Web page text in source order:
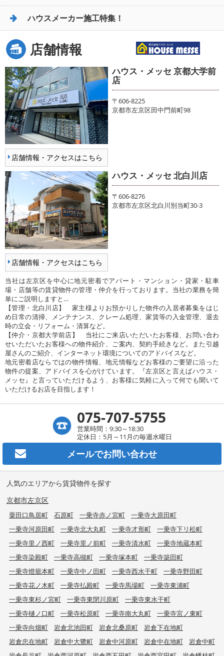
ハウスメーカー施工特集！
店舗情報
店舗情報・アクセスはこちら
ハウス・メッセ 京都大学前
店
〒606-8225
京都市左京区田中門前町98
店舗情報・アクセスはこちら
ハウス・メッセ 北白川店
〒606-8276
京都市左京区北白川別当町30-3
当社は左京区を中心に地元密着でアパート・マンション・貸家・駐車
場・店舗等の賃貸物件の管理・仲介を行っております。当社の業務を簡
単にご説明しますと…
【管理・北白川店】 家主様よりお預かりした物件の入居者募集をはじ
め日常の清掃、メンテナンス、クレーム処理、家賃等の入金管理、退去
時の立会・リフォーム・清算など。
【仲介・京都大学前店】 当社にご来店いただいたお客様、お問い合わ
せいただいたお客様への物件紹介、ご案内、契約手続きなど。また引越
屋さんのご紹介、インターネット環境についてのアドバイスなど。
地元密着店ならではの物件情報、地元情報などお客様のご要望に沿った
物件の提案、アドバイスを心がけています。『左京区と言えばハウス・
メッセ』と言っていただけるよう、お客様に気軽に入って何でも聞いて
いただけるお店を目指します！
075-707-5755
営業時間：9:30～18:30
定休日：5月～11月の毎週水曜日
メールでお問い合わせ
人気のエリアから賃貸物件を探す
京都市左京区
粟田口鳥居町 石原町 一乗寺赤ノ宮町
一乗寺大原田町
一乗寺河原田町
一乗寺北大丸町 一乗寺才形町
一乗寺下リ松町
一乗寺里ノ西町
一乗寺里ノ前町 一乗寺清水町
一乗寺地蔵本町
一乗寺染殿町
一乗寺高槻町 一乗寺塚本町
一乗寺築田町
一乗寺燈籠本町
一乗寺中ノ田町 一乗寺西水干町
一乗寺野田町
一乗寺花ノ木町
一乗寺払殿町 一乗寺馬場町
一乗寺東浦町
一乗寺東杉ノ宮町
一乗寺東閉川原町
一乗寺東水干町
一乗寺樋ノ口町
一乗寺松原町 一乗寺南大丸町
一乗寺宮ノ東町
一乗寺向畑町
岩倉北池田町 岩倉北桑原町
岩倉下在地町
岩倉忠在地町
岩倉中大鷺町 岩倉中河原町 岩倉中在地町
岩倉中町